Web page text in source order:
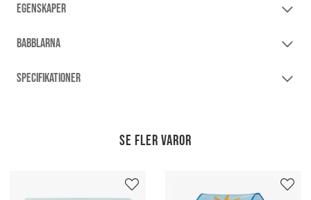
EGENSKAPER
BABBLARNA
SPECIFIKATIONER
Se fler varor